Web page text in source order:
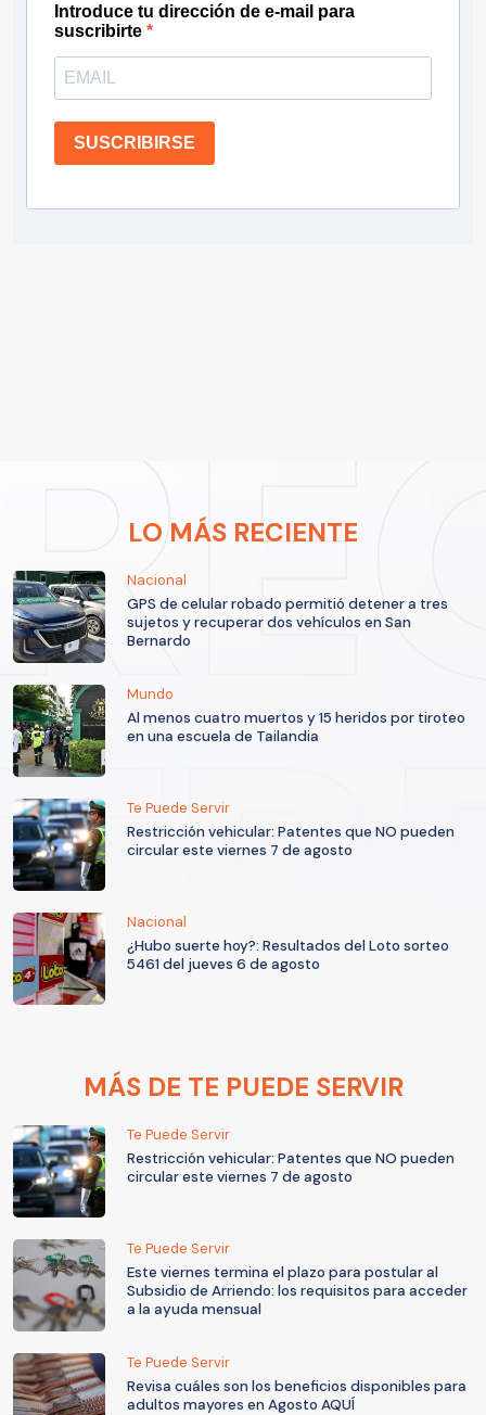
Introduce tu dirección de e-mail para
suscribirte
SUSCRIBIRSE
LO MÁS RECIENTE
Nacional
GPS de celular robado permitió detener a tres
sujetos y recuperar dos vehículos en San
Bernardo
Mundo
Al menos cuatro muertos y 15 heridos por tiroteo
en una escuela de Tailandia
Te Puede Servir
Restricción vehicular: Patentes que NO pueden
circular este viernes 7 de agosto
Nacional
¿Hubo suerte hoy?: Resultados del Loto sorteo
5461 del jueves 6 de agosto
MÁS DE TE PUEDE SERVIR
Te Puede Servir
Restricción vehicular: Patentes que NO pueden
circular este viernes 7 de agosto
Te Puede Servir
Este viernes termina el plazo para postular al
Subsidio de Arriendo: los requisitos para acceder
a la ayuda mensual
Te Puede Servir
Revisa cuáles son los beneficios disponibles para
adultos mayores en Agosto AQUÍ